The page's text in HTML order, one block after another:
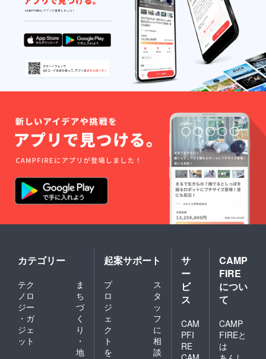
で承っ
ており
ます。
いずれ
かの一
部の
み、ま
たリボ
ンのみ
の返品
ん。交
換品の
再交
換・返
品は
承って
おりま
せん。
ださ
い。 ※
交換は
原則サ
イズ交
換のみ
承りま
す。 ※
返品・
着後14
日間以
内・室
内での
ご試着
利用の
み無料
で承っ
ており
ます。
かの一
たリボ
ンのみ
の返品
は承れ
ませ
ん。交
換品の
換・返
品は
承って
おりま
ご試着
利用の
み無料
で承っ
ており
ます。
交換品
の再交
換・返
品は
おりま
せん。
す。ご
了承く
ださ
い。 ※
交換は
原則サ
イズ交
換のみ
承りま
す。 ※
交換は
商品到
着後14
日間以
内・室
内での
ご試着
利用の
み無料
ており
ます。
交換品
承って
おりま
せん。
カテゴリー
テク
ノロ
ジー
・ガ
ジェ
ット
ま
ち
づ
く
り
・
地
起案サポート
プ
ロ
ジ
ェ
ク
ト
を
ス
タ
ッ
フ
に
相
談
サ
ー
ビ
ス
CAM
PFI
RE
CAMP
FIRE
につい
て
CAMP
FIREと
は